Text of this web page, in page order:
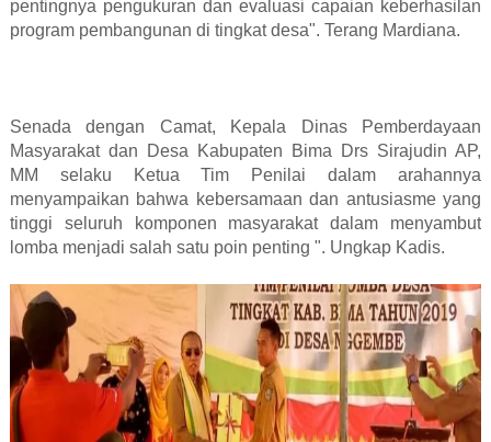
pentingnya pengukuran dan evaluasi capaian keberhasilan
program pembangunan di tingkat desa". Terang Mardiana.
Senada dengan Camat, Kepala Dinas Pemberdayaan
Masyarakat dan Desa Kabupaten Bima Drs Sirajudin AP,
MM selaku Ketua Tim Penilai dalam arahannya
menyampaikan bahwa kebersamaan dan antusiasme yang
tinggi seluruh komponen masyarakat dalam menyambut
lomba menjadi salah satu poin penting ". Ungkap Kadis.